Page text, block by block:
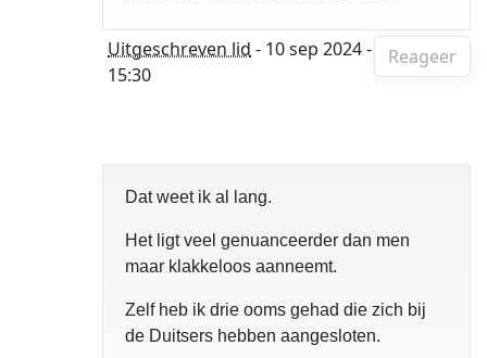
Reageer
Uitgeschreven lid - 10 sep 2024 -
15:30
Dat weet ik al lang.
Het ligt veel genuanceerder dan men
maar klakkeloos aanneemt.
Zelf heb ik drie ooms gehad die zich bij
de Duitsers hebben aangesloten.